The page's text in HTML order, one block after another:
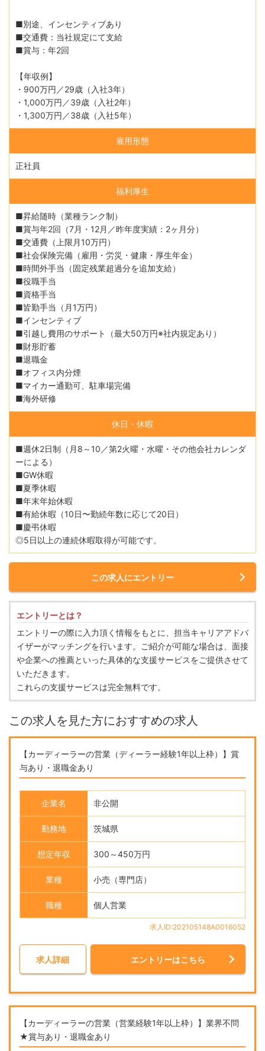
■別途、インセンティブあり
■交通費：当社規定にて支給
■賞与：年2回
【年収例】
・900万円／29歳（入社3年）
・1,000万円／39歳（入社2年）
・1,300万円／38歳（入社5年）
雇用形態
正社員
福利厚生
■昇給随時（業種ランク制）
■賞与年2回（7月・12月／昨年度実績：2ヶ月分）
■交通費（上限月10万円）
■社会保険完備（雇用・労災・健康・厚生年金）
■時間外手当（固定残業超過分を追加支給）
■役職手当
■資格手当
■皆勤手当（月1万円）
■インセンティブ
■引越し費用のサポート（最大50万円※社内規定あり）
■財形貯蓄
■退職金
■オフィス内分煙
■マイカー通勤可、駐車場完備
■海外研修
休日・休暇
■週休2日制（月8～10／第2火曜・水曜・その他会社カレンダ
ーによる）
■GW休暇
■夏季休暇
■年末年始休暇
■有給休暇（10日〜勤続年数に応じて20日）
■慶弔休暇
◎5日以上の連続休暇取得が可能です。
この求人にエントリー
エントリーとは？
エントリーの際に入力頂く情報をもとに、担当キャリアアドバ
イザーがマッチングを行います。ご紹介が可能な場合は、面接
や企業への推薦といった具体的な支援サービスをご提供させて
いただきます。
これらの支援サービスは完全無料です。
この求人を見た方におすすめの求人
【カーディーラーの営業（ディーラー経験1年以上枠）】賞
与あり・退職金あり
企業名 非公開
勤務地 茨城県
想定年収 300～450万円
業種 小売（専門店）
職種 個人営業
求人ID:202105148A0016052
求人詳細 エントリーはこちら
【カーディーラーの営業（営業経験1年以上枠）】業界不問
★賞与あり・退職金あり